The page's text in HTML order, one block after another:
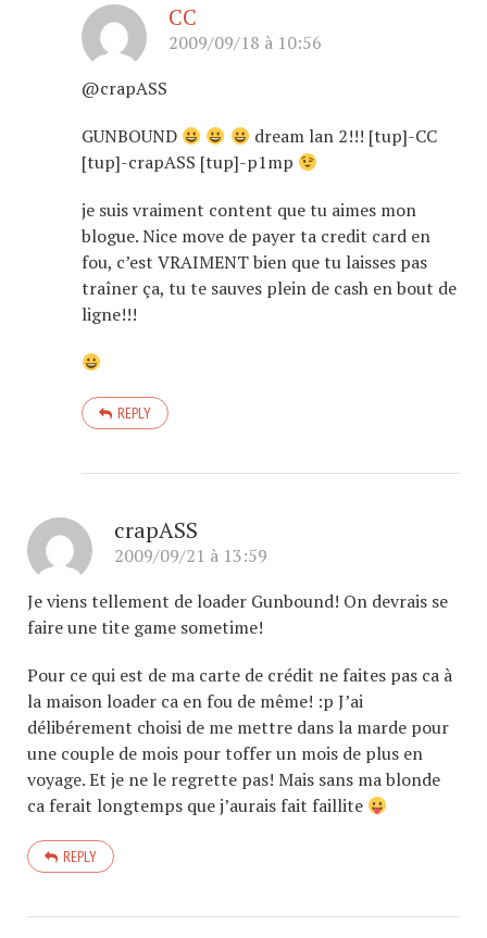
CC
2009/09/18 à 10:56
@crapASS
GUNBOUND
dream lan 2!!! [tup]-CC
[tup]-crapASS [tup]-p1mp
je suis vraiment content que tu aimes mon
blogue. Nice move de payer ta credit card en
fou, c’est VRAIMENT bien que tu laisses pas
traîner ça, tu te sauves plein de cash en bout de
ligne!!!
REPLY
crapASS
2009/09/21 à 13:59
Je viens tellement de loader Gunbound! On devrais se
faire une tite game sometime!
Pour ce qui est de ma carte de crédit ne faites pas ca à
la maison loader ca en fou de même! :p J’ai
délibérement choisi de me mettre dans la marde pour
une couple de mois pour toffer un mois de plus en
voyage. Et je ne le regrette pas! Mais sans ma blonde
ca ferait longtemps que j’aurais fait faillite
REPLY